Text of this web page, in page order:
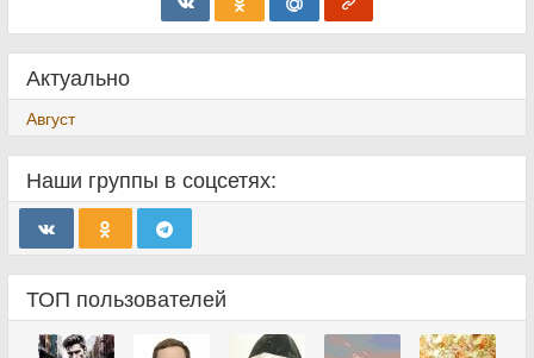
Актуально
Август
Наши группы в соцсетях:
ТОП пользователей